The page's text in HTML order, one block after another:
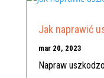
Jak naprawić
mar 20, 2023
Napraw